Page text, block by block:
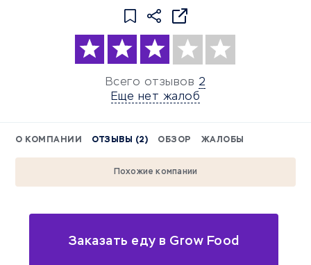
Всего отзывов 2
Еще нет жалоб
О КОМПАНИИ ОТЗЫВЫ (2) ОБЗОР ЖАЛОБЫ
Похожие компании
Заказать еду в Grow Food